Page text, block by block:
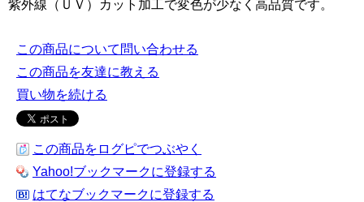
紫外線（ＵＶ）カット加工で変色が少なく高品質です。
この商品について問い合わせる
この商品を友達に教える
買い物を続ける
この商品をログピでつぶやく
Yahoo!ブックマークに登録する
はてなブックマークに登録する